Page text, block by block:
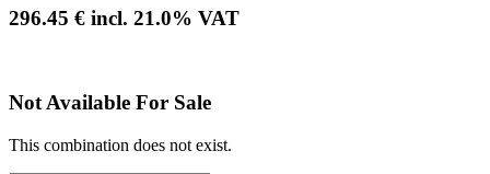
296.45 € incl. 21.0% VAT
Not Available For Sale
This combination does not exist.